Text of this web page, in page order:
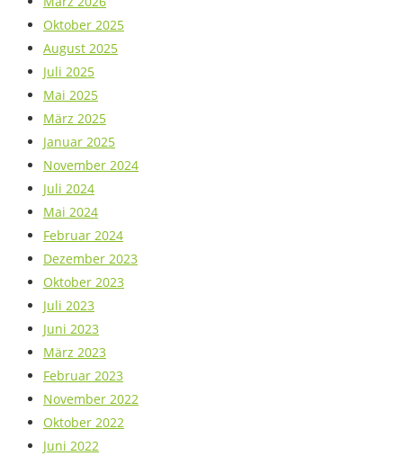
Oktober 2025
August 2025
Juli 2025
Mai 2025
März 2025
Januar 2025
November 2024
Juli 2024
Mai 2024
Februar 2024
Dezember 2023
Oktober 2023
Juli 2023
Juni 2023
März 2023
Februar 2023
November 2022
Oktober 2022
Juni 2022